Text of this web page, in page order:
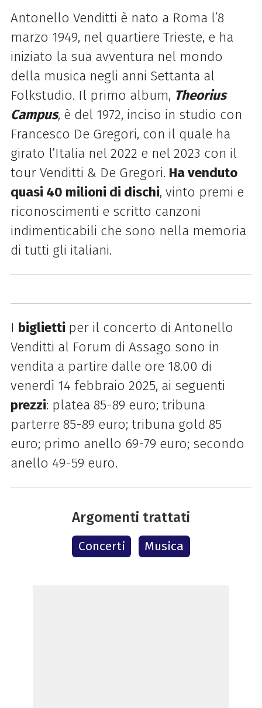
Antonello Venditti è nato a Roma l’8
marzo 1949, nel quartiere Trieste, e ha
iniziato la sua avventura nel mondo
della musica negli anni Settanta al
Folkstudio. Il primo album, Theorius
Campus, è del 1972, inciso in studio con
Francesco De Gregori, con il quale ha
girato l’Italia nel 2022 e nel 2023 con il
tour Venditti & De Gregori. Ha venduto
quasi 40 milioni di dischi, vinto premi e
riconoscimenti e scritto canzoni
indimenticabili che sono nella memoria
di tutti gli italiani.
I biglietti per il concerto di Antonello
Venditti al Forum di Assago sono in
vendita a partire dalle ore 18.00 di
venerdì 14 febbraio 2025, ai seguenti
prezzi: platea 85-89 euro; tribuna
parterre 85-89 euro; tribuna gold 85
euro; primo anello 69-79 euro; secondo
anello 49-59 euro.
Argomenti trattati
Concerti Musica